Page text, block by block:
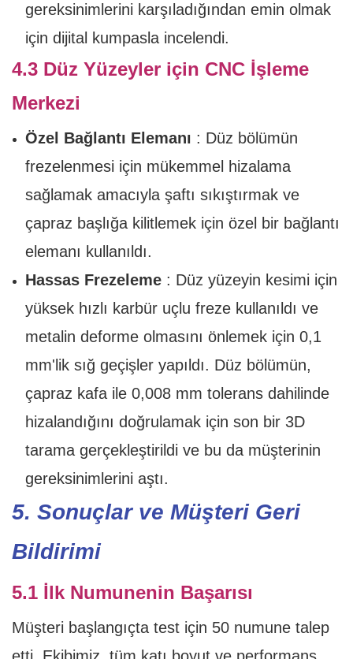
gereksinimlerini karşıladığından emin olmak
için dijital kumpasla incelendi.
4.3 Düz Yüzeyler için CNC İşleme
Merkezi
Özel Bağlantı Elemanı : Düz bölümün
frezelenmesi için mükemmel hizalama
sağlamak amacıyla şaftı sıkıştırmak ve
çapraz başlığa kilitlemek için özel bir bağlantı
elemanı kullanıldı.
Hassas Frezeleme: Düz yüzeyin kesimi için
yüksek hızlı karbür uçlu freze kullanıldı ve
metalin deforme olmasını önlemek için 0,1
mm'lik sığ geçişler yapıldı. Düz bölümün,
çapraz kafa ile 0,008 mm tolerans dahilinde
hizalandığını doğrulamak için son bir 3D
tarama gerçekleştirildi ve bu da müşterinin
gereksinimlerini aştı.
5. Sonuçlar ve Müşteri Geri
Bildirimi
5.1 İlk Numunenin Başarısı
Müşteri başlangıçta test için 50 numune talep